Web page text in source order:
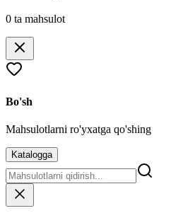
0 ta mahsulot
Bo'sh
Mahsulotlarni ro'yxatga qo'shing
Katalogga